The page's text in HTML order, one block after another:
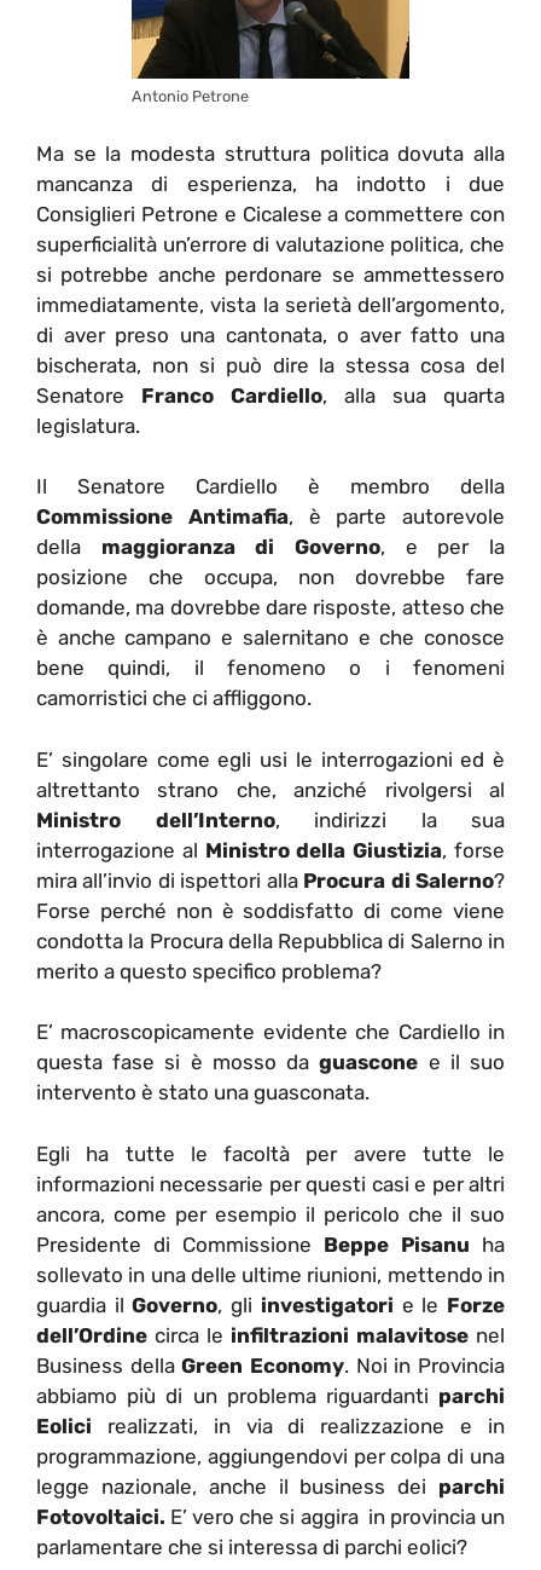
Antonio Petrone
Ma se la modesta struttura politica dovuta alla
mancanza di esperienza, ha indotto i due
Consiglieri Petrone e Cicalese a commettere con
superficialità un’errore di valutazione politica, che
si potrebbe anche perdonare se ammettessero
immediatamente, vista la serietà dell’argomento,
di aver preso una cantonata, o aver fatto una
bischerata, non si può dire la stessa cosa del
Senatore Franco Cardiello, alla sua quarta
legislatura.
Il Senatore Cardiello è membro della
Commissione Antimafia, è parte autorevole
della maggioranza di Governo, e per la
posizione che occupa, non dovrebbe fare
domande, ma dovrebbe dare risposte, atteso che
è anche campano e salernitano e che conosce
bene quindi, il fenomeno o i fenomeni
camorristici che ci affliggono.
E’ singolare come egli usi le interrogazioni ed è
altrettanto strano che, anziché rivolgersi al
Ministro dell’Interno, indirizzi la sua
interrogazione al Ministro della Giustizia, forse
mira all’invio di ispettori alla Procura di Salerno?
Forse perché non è soddisfatto di come viene
condotta la Procura della Repubblica di Salerno in
merito a questo specifico problema?
E’ macroscopicamente evidente che Cardiello in
questa fase si è mosso daguascone e il suo
intervento è stato una guasconata.
Egli ha tutte le facoltà per avere tutte le
informazioni necessarie per questi casi e per altri
ancora, come per esempio il pericolo che il suo
Presidente di Commissione Beppe Pisanu ha
sollevato in una delle ultime riunioni, mettendo in
guardia ilGoverno, gli investigatori e le Forze
dell’Ordine circa le infiltrazioni malavitose nel
Business dellaGreen Economy. Noi in Provincia
abbiamo più di un problema riguardanti parchi
Eolici realizzati, in via di realizzazione e in
programmazione, aggiungendovi per colpa di una
legge nazionale, anche il business dei parchi
Fotovoltaici. E’ vero che si aggira in provincia un
parlamentare che si interessa di parchi eolici?